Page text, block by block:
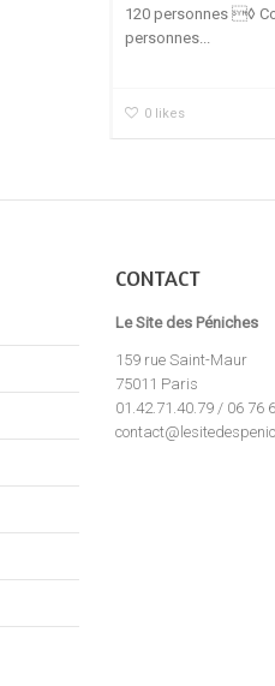
120 personnes ◊
personnes...
0 likes
CONTACT
Le Site des Péniches
159 rue Saint-Maur
75011 Paris
01.42.71.40.79 / 06 76